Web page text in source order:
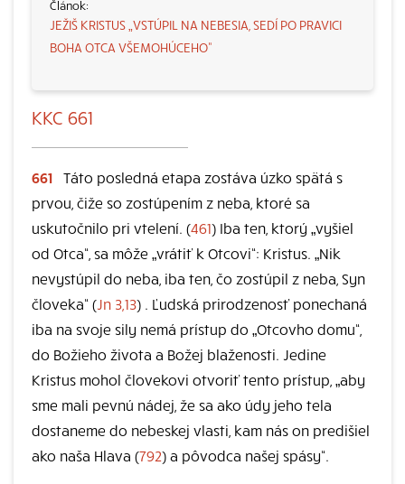
JEŽIŠ KRISTUS „VSTÚPIL NA NEBESIA, SEDÍ PO PRAVICI
BOHA OTCA VŠEMOHÚCEHO“
KKC 661
661 Táto posledná etapa zostáva úzko spätá s
prvou, čiže so zostúpením z neba, ktoré sa
uskutočnilo pri vtelení. (461) Iba ten, ktorý „vyšiel
od Otca“, sa môže „vrátiť k Otcovi“: Kristus. „Nik
nevystúpil do neba, iba ten, čo zostúpil z neba, Syn
človeka“ (Jn 3,13) . Ľudská prirodzenosť ponechaná
iba na svoje sily nemá prístup do „Otcovho domu“,
do Božieho života a Božej blaženosti. Jedine
Kristus mohol človekovi otvoriť tento prístup, „aby
sme mali pevnú nádej, že sa ako údy jeho tela
dostaneme do nebeskej vlasti, kam nás on predišiel
ako naša Hlava (792) a pôvodca našej spásy“.